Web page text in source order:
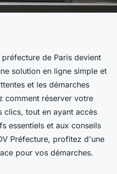
créneau à la
en
de lecture
de Paris devient
solution en ligne simple et
et les démarches
comment réserver votre
clics, tout en ayant accès
essentiels et aux conseils
Préfecture, profitez d'une
pour vos démarches.